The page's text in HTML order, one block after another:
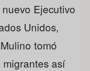
Ejecutivo
Unidos,
tomó
así